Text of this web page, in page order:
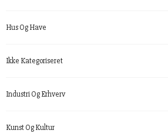
Hus Og Have
Ikke Kategoriseret
Industri Og Erhverv
Kunst Og Kultur